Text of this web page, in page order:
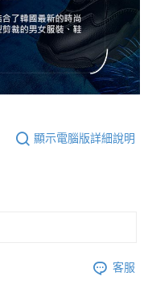
顯示電腦版詳細說明
客服